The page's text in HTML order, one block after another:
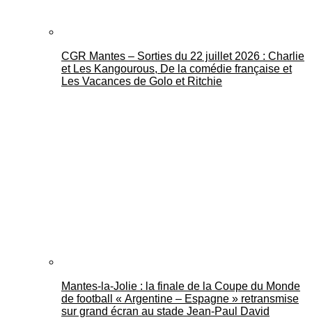
CGR Mantes – Sorties du 22 juillet 2026 : Charlie
et Les Kangourous, De la comédie française et
Les Vacances de Golo et Ritchie
Mantes-la-Jolie : la finale de la Coupe du Monde
de football « Argentine – Espagne » retransmise
sur grand écran au stade Jean-Paul David